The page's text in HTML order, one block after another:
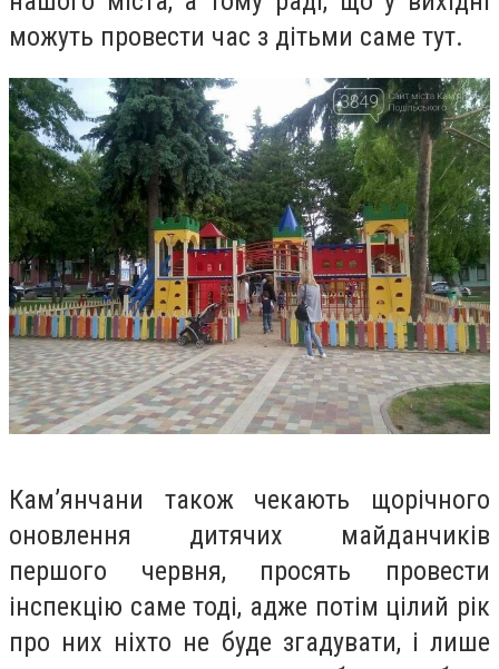
можуть провести час з дітьми саме тут.
Кам’янчани також чекають щорічного
оновлення дитячих майданчиків
першого червня, просять провести
інспекцію саме тоді, адже потім цілий рік
про них ніхто не буде згадувати, і лише